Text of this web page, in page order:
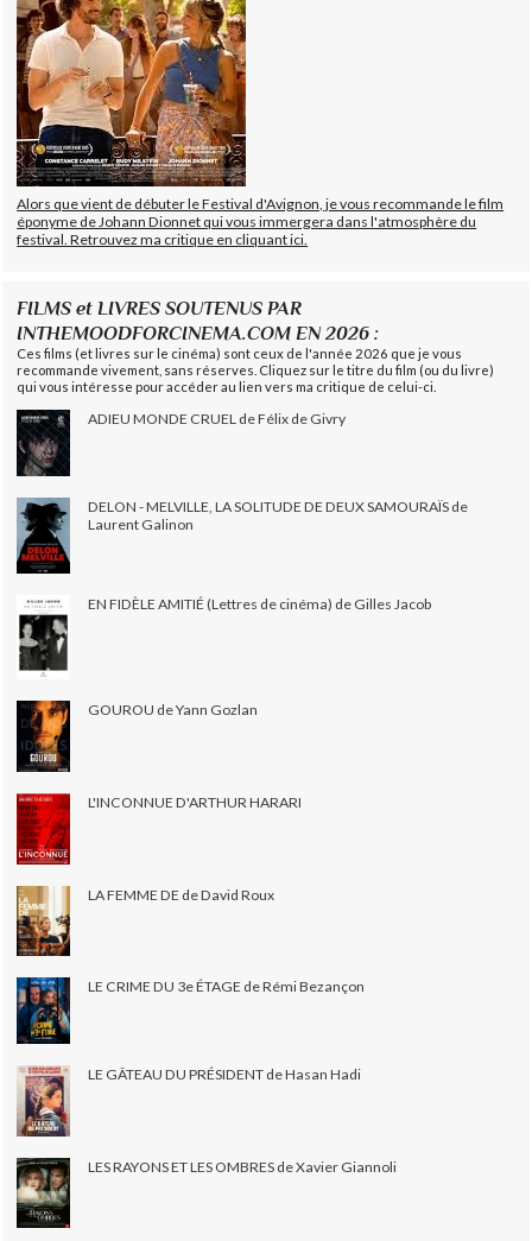
Alors que vient de débuter le Festival d'Avignon, je vous recommande le film
éponyme de Johann Dionnet qui vous immergera dans l'atmosphère du
festival. Retrouvez ma critique en cliquant ici.
FILMS et LIVRES SOUTENUS PAR
INTHEMOODFORCINEMA.COM EN 2026 :
Ces films (et livres sur le cinéma) sont ceux de l'année 2026 que je vous
recommande vivement, sans réserves. Cliquez sur le titre du film (ou du livre)
qui vous intéresse pour accéder au lien vers ma critique de celui-ci.
ADIEU MONDE CRUEL de Félix de Givry
DELON - MELVILLE, LA SOLITUDE DE DEUX SAMOURAÏS de
Laurent Galinon
EN FIDÈLE AMITIÉ (Lettres de cinéma) de Gilles Jacob
GOUROU de Yann Gozlan
L'INCONNUE D'ARTHUR HARARI
LA FEMME DE de David Roux
LE CRIME DU 3e ÉTAGE de Rémi Bezançon
LE GÂTEAU DU PRÉSIDENT de Hasan Hadi
LES RAYONS ET LES OMBRES de Xavier Giannoli